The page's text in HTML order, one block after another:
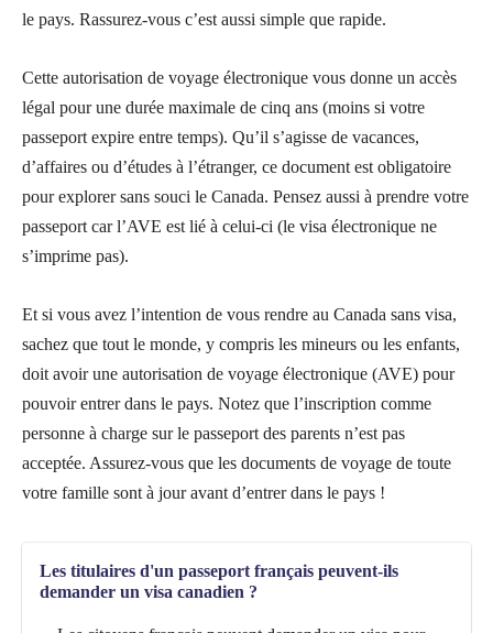
le pays. Rassurez-vous c’est aussi simple que rapide.
Cette autorisation de voyage électronique vous donne un accès
légal pour une durée maximale de cinq ans (moins si votre
passeport expire entre temps). Qu’il s’agisse de vacances,
d’affaires ou d’études à l’étranger, ce document est obligatoire
pour explorer sans souci le Canada. Pensez aussi à prendre votre
passeport car l’AVE est lié à celui-ci (le visa électronique ne
s’imprime pas).
Et si vous avez l’intention de vous rendre au Canada sans visa,
sachez que tout le monde, y compris les mineurs ou les enfants,
doit avoir une autorisation de voyage électronique (AVE) pour
pouvoir entrer dans le pays. Notez que l’inscription comme
personne à charge sur le passeport des parents n’est pas
acceptée. Assurez-vous que les documents de voyage de toute
votre famille sont à jour avant d’entrer dans le pays !
Les titulaires d'un passeport français peuvent-ils
demander un visa canadien ?